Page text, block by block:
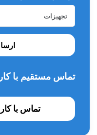
تماس مستقیم با
تماس با